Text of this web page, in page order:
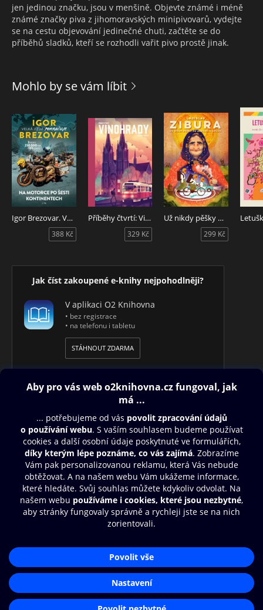
jen jedinou značku, jsou v menšině. Objevte známé i méně
známé značky piva z jihomoravských minipivovarů, vydejte
se na cestu objevování jedinečné chuti, začtěte se do
příběhů sladků, kteří se rozhodli vařit pivo prostě jinak.
Mohlo by se vám líbit
Igor Brezovar. Velká jízda pokračuje
388 Kč
Příběhy čtvrtí: Vinohrady
329 Kč
Už nikdy pěšky po Arménii a Gruzii
299 Kč
Jak číst zakoupené e-knihy nejpohodlněji?
V aplikaci O2 Knihovna
• bez registrace
• na telefonu i tabletu
STÁHNOUT ZDARMA
Obsah ke stažení
Moje O2 Knihovna
Další zábava
© O2 Czech Republic a.s.
Přístupnost
Zásady zpracování osobních údajů
Nastavení cookies
Aplikace O2 Knihovna
Čti a poslouchej své e-knihy a
audioknihy rychleji a pohodlněji.